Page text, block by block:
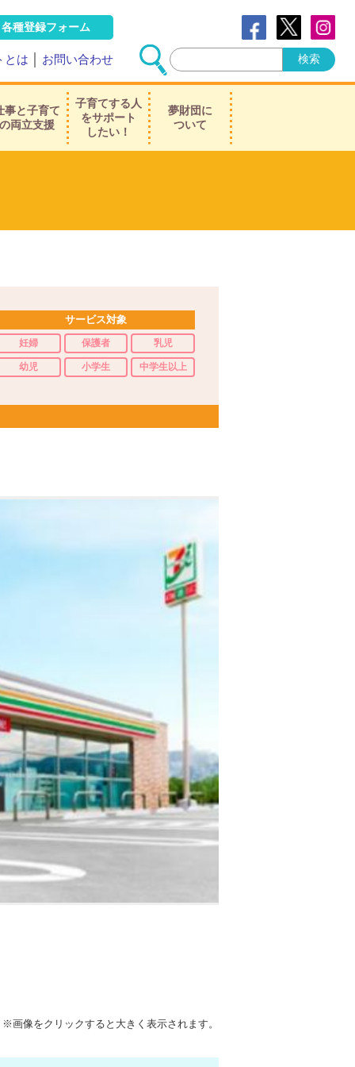
事と子育て
の両立支援
子育てする人
をサポート
したい！
夢財団に
ついて
各種登録フォーム
とは お問い合わせ
サービス対象
妊婦 保護者 乳児
幼児 小学生 中学生以上
※画像をクリックすると大きく表示されます。